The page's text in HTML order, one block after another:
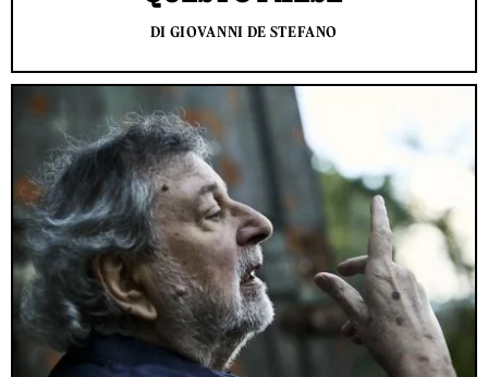
DI GIOVANNI DE STEFANO